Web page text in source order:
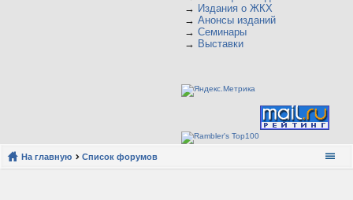
→ Издания о ЖКХ
→ Анонсы изданий
→ Семинары
→ Выставки
На главную Список форумов